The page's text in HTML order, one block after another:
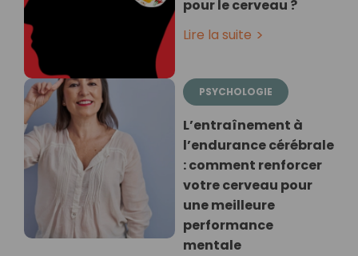
pour le cerveau ?
Lire la suite
PSYCHOLOGIE
L’entraînement à
l’endurance cérébrale
: comment renforcer
votre cerveau pour
une meilleure
performance
mentale